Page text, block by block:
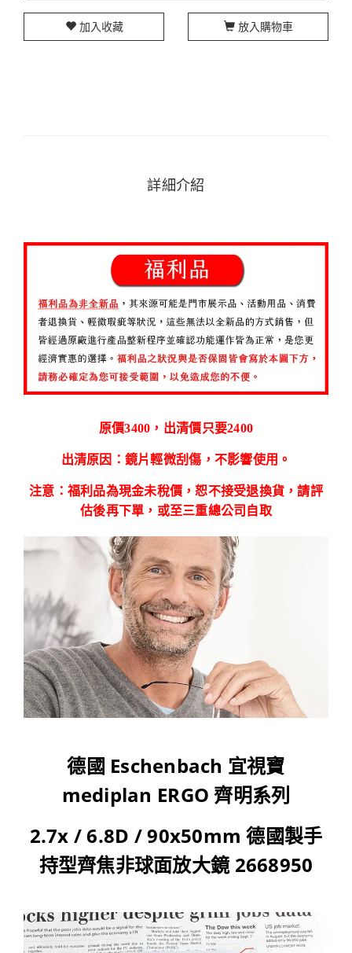
加入收藏 放入購物車
詳細介紹
原價3400，出清價只要2400
出清原因：鏡片輕微刮傷，不影響使用。
注意：福利品為現金未稅價，恕不接受退換貨，請評
估後再下單，或至三重總公司自取
德國 Eschenbach 宜視寶
mediplan ERGO 齊明系列
2.7x / 6.8D / 90x50mm 德國製手
持型齊焦非球面放大鏡 2668950